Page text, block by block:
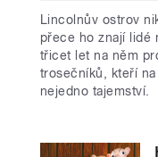
Lincolnův ostrov
přece ho znají lidé
třicet let na něm
trosečníků, kteří
nejedno tajemství.